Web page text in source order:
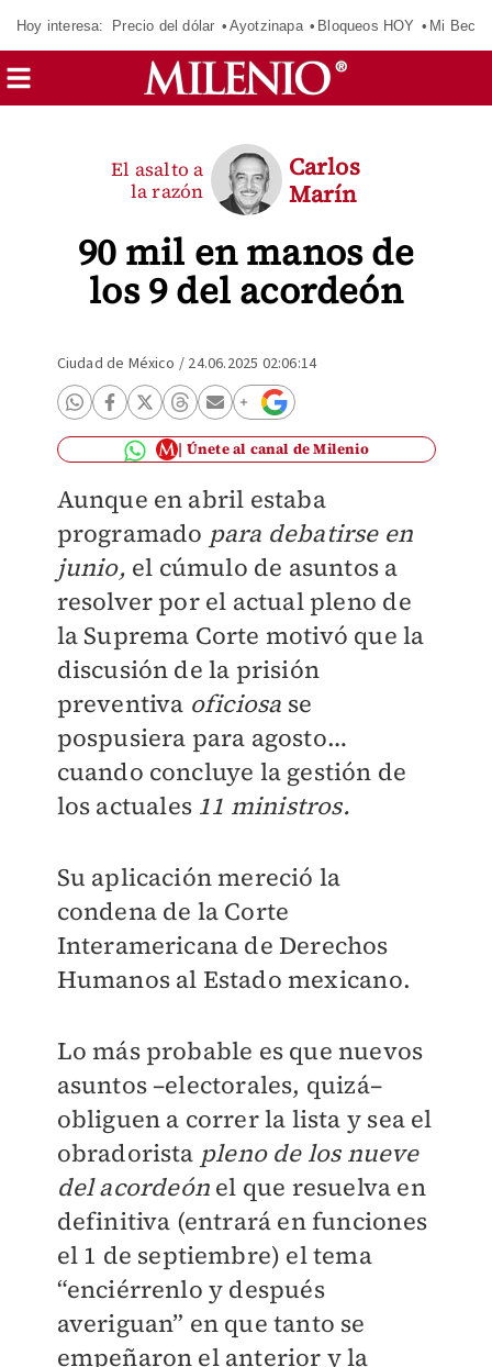
Hoy interesa: Precio del dólar Ayotzinapa Bloqueos HOY Mi Beca
90 mil en manos de
los 9 del acordeón
El asalto a
la razón
Carlos
Marín
Ciudad de México / 24.06.2025 02:06:14
Únete al canal de Milenio
Aunque en abril estaba
programado para debatirse en
junio, el cúmulo de asuntos a
resolver por el actual pleno de
la Suprema Corte motivó que la
discusión de la prisión
preventiva oficiosa se
pospusiera para agosto…
cuando concluye la gestión de
los actuales 11 ministros.
Su aplicación mereció la
condena de la Corte
Interamericana de Derechos
Humanos al Estado mexicano.
Lo más probable es que nuevos
asuntos –electorales, quizá–
obliguen a correr la lista y sea el
obradorista pleno de los nueve
del acordeón el que resuelva en
definitiva (entrará en funciones
el 1 de septiembre) el tema
“enciérrenlo y después
averiguan” en que tanto se
empeñaron el anterior y la